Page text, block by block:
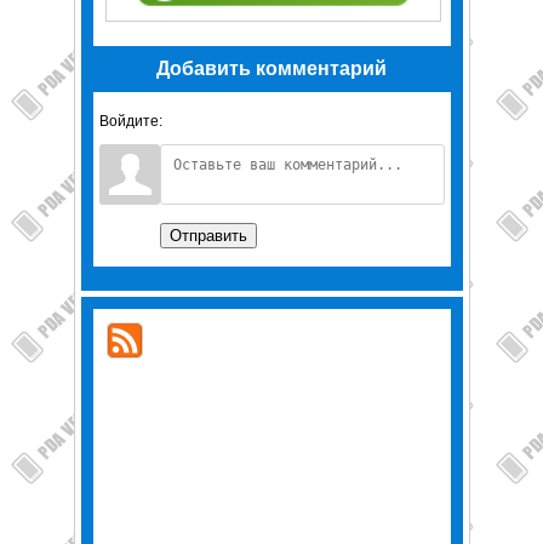
Добавить комментарий
Войдите:
Отправить